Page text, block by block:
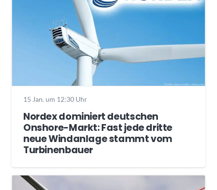
15 Jan. um 12:30 Uhr
Nordex dominiert deutschen
Onshore-Markt: Fast jede dritte
neue Windanlage stammt vom
Turbinenbauer